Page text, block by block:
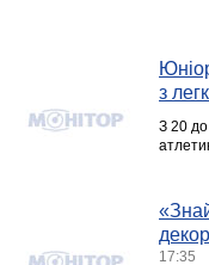
з
З 20 до
17:35